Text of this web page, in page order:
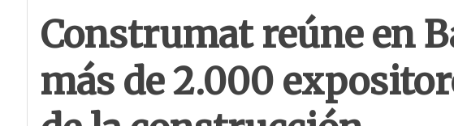
Construmat reúne en
más de 2.000